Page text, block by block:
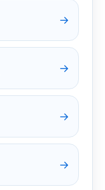
→
→
→
→